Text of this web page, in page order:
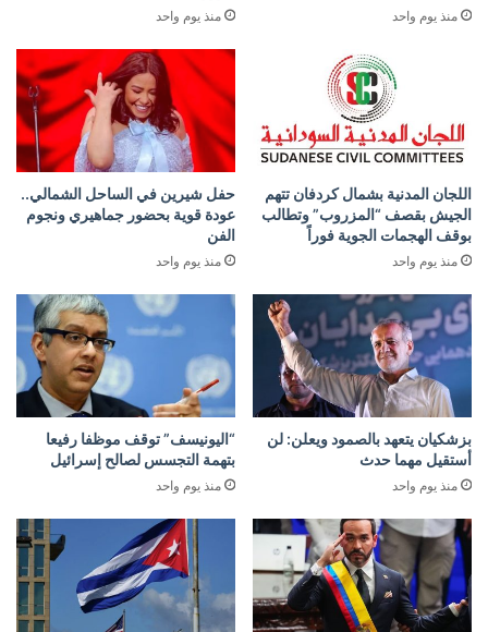
منذ يوم واحد منذ يوم واحد
اللجان المدنية بشمال كردفان تتهم
الجيش بقصف “المزروب” وتطالب
بوقف الهجمات الجوية فوراً
منذ يوم واحد
حفل شيرين في الساحل الشمالي..
عودة قوية بحضور جماهيري ونجوم
الفن
منذ يوم واحد
بزشكيان يتعهد بالصمود ويعلن: لن
أستقيل مهما حدث
منذ يوم واحد
“اليونيسف” توقف موظفا رفيعا
بتهمة التجسس لصالح إسرائيل
منذ يوم واحد